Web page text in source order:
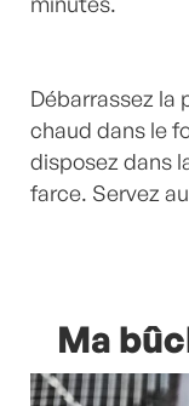
Débarrassez la
chaud dans le
disposez dans
farce. Servez
Ma